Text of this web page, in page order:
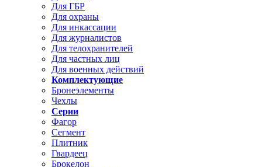
Для ГБР
Для охраны
Для инкассации
Для журналистов
Для телохранителей
Для частных лиц
Для военных действий
Комплектующие
Бронеэлементы
Чехлы
Серии
Фагор
Сегмент
Плитник
Гвардеец
Брокелон